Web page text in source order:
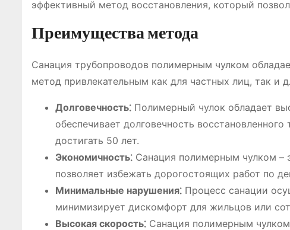
эффективный метод восстановления, который
Преимущества метода
Санация трубопроводов полимерным чулком
метод привлекательным как для частных лиц, так и
Долговечность⁚ Полимерный чулок обладает
обеспечивает долговечность
достигать 50 лет.
Экономичность⁚ Санация полимерным чулком –
позволяет избежать дорогостоящих работ по
Минимальные нарушения⁚ Процесс санации
минимизирует дискомфорт для жильцов или
Высокая скорость⁚ Санация полимерным